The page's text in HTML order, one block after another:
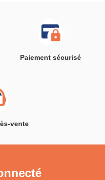
Paiement sécurisé
vente